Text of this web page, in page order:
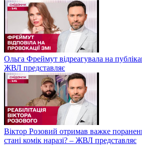
Ольга Фреймут відреагувала на
ЖВЛ представляє
Віктор Розовий отримав важке
стані комік наразі? – ЖВЛ представляє